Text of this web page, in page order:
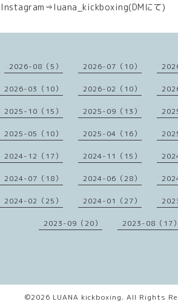
Instagram⇒luana_kickboxing(DMにて)
2026-08（5） 2026-07（10）
2026-03（10） 2026-02（10）
2025-10（15） 2025-09（13）
2025-05（10） 2025-04（16）
2024-12（17） 2024-11（15）
2024-07（18） 2024-06（28）
2024-02（25） 2024-01（27）
2023-09（20） 2023-08（17）
©2026 LUANA kickboxing. All Rights